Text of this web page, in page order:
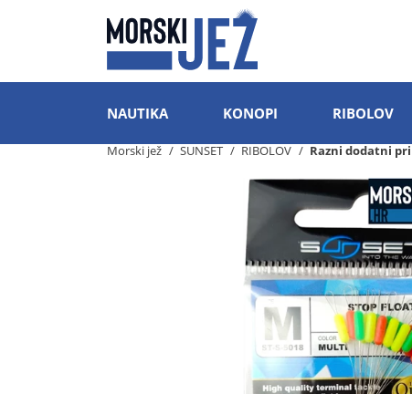
NAUTIKA KONOPI RIBOLOV
Morski jež SUNSET RIBOLOV Razni dodatni